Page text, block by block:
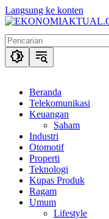
Langsung ke konten
Beranda
Telekomunikasi
Keuangan
Saham
Industri
Otomotif
Properti
Teknologi
Kupas Produk
Ragam
Umum
Lifestyle